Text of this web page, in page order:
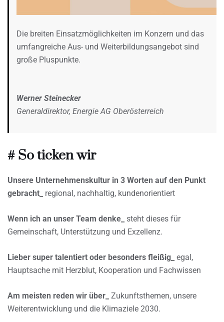
Die breiten Einsatzmöglichkeiten im Konzern und das
umfangreiche Aus- und Weiterbildungsangebot sind
große Pluspunkte.
Werner Steinecker
Generaldirektor, Energie AG Oberösterreich
# So ticken wir
Unsere Unternehmenskultur in 3 Worten auf den Punkt
gebracht_
regional, nachhaltig, kundenorientiert
Wenn ich an unser Team denke_ steht dieses für
Gemeinschaft, Unterstützung und Exzellenz.
Lieber super talentiert oder besonders fleißig_ egal,
Hauptsache mit Herzblut, Kooperation und Fachwissen
Am meisten reden wir über_ Zukunftsthemen, unsere
Weiterentwicklung und die Klimaziele 2030.